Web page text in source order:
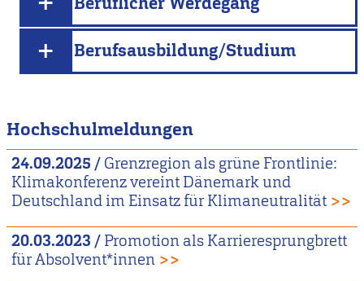
Berufsausbildung/Studium
Hochschulmeldungen
24.09.2025 / Grenzregion als grüne Frontlinie:
Klimakonferenz vereint Dänemark und
Deutschland im Einsatz für Klimaneutralität >>
20.03.2023 / Promotion als Karrieresprungbrett
für Absolvent*innen >>